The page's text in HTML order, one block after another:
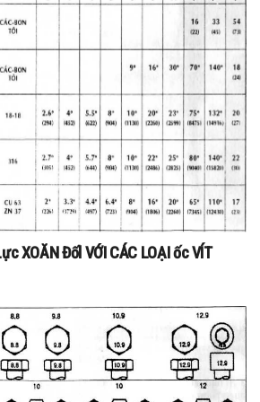
XOĂN Đốl VỚI CÁC LOẠI ốc VÍT